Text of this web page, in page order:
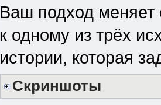
Ваш подход меняет
к одному из трёх
истории, которая
Скриншоты